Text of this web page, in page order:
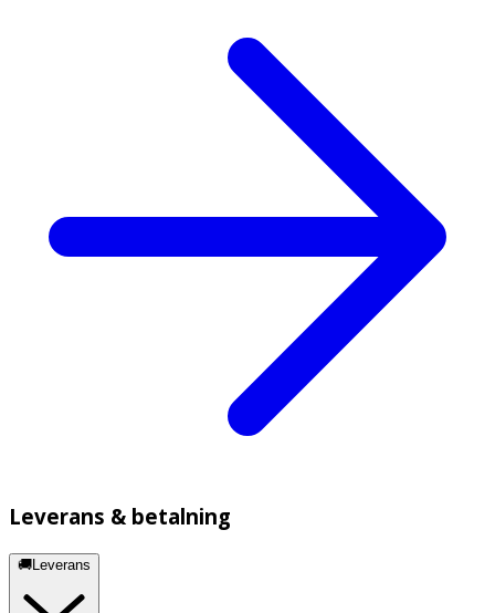
Leverans & betalning
🚚Leverans